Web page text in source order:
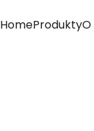
HomeProduktyO